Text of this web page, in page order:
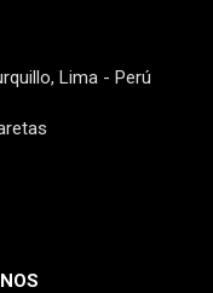
Lima - Perú